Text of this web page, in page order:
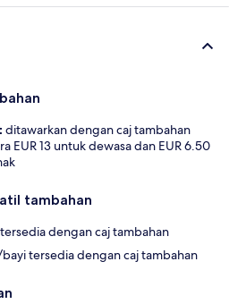
ditawarkan dengan caj tambahan
EUR 13 untuk dewasa dan EUR 6.50
tambahan
dengan caj tambahan
tersedia dengan caj tambahan